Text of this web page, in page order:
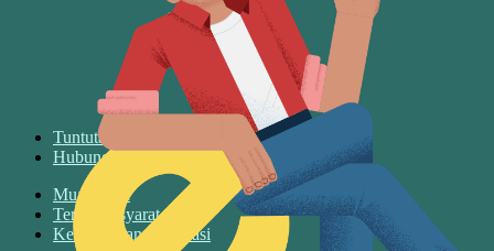
Tuntutan
Hubungin Kami
Muat turun
Terma & syarat
Keselamatan & privasi